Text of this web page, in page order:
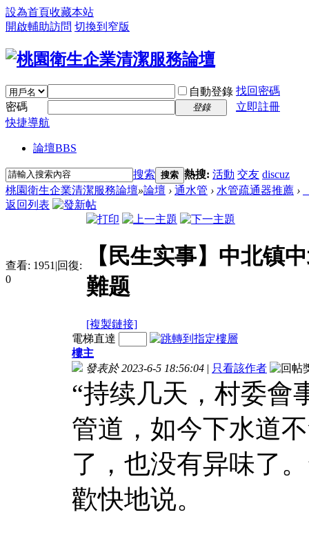
設為首頁收藏本站
開啟輔助訪問 切換到窄版
自動登錄 找回密碼
密碼
登錄
立即註冊
快捷導航
論壇BBS
搜索 搜索 熱搜: 活動 交友 discuz
桃園衛生企業清潔服務論壇»論壇 › 通水管 › 水管疏通器推薦 ›
返回列表
查看: 1951 |回復:
0
【民生实事】中北镇
難题
[複製鏈接]
電梯直達
樓主
發表於 2023-6-5 18:56:04 | 只看該作者
“持续几天，村委會
管道，如今下水道
了，也没有异味了
歡快地说。